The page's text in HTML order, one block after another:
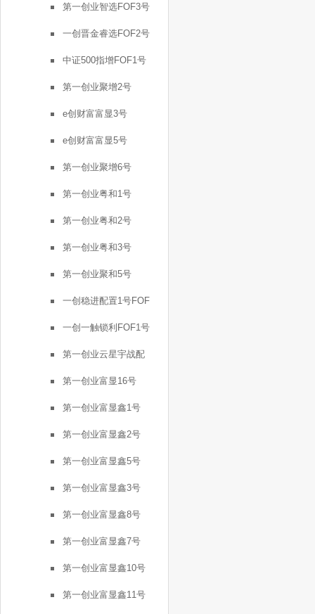
第一创业智选FOF3号
一创晋金睿选FOF2号
中证500指增FOF1号
第一创业聚增2号
e创财富富显3号
e创财富富显5号
第一创业聚增6号
第一创业粤和1号
第一创业粤和2号
第一创业粤和3号
第一创业聚和5号
一创稳进配置1号FOF
一创一触锁利FOF1号
第一创业云星宇战配
第一创业富显16号
第一创业富显鑫1号
第一创业富显鑫2号
第一创业富显鑫5号
第一创业富显鑫3号
第一创业富显鑫8号
第一创业富显鑫7号
第一创业富显鑫10号
第一创业富显鑫11号